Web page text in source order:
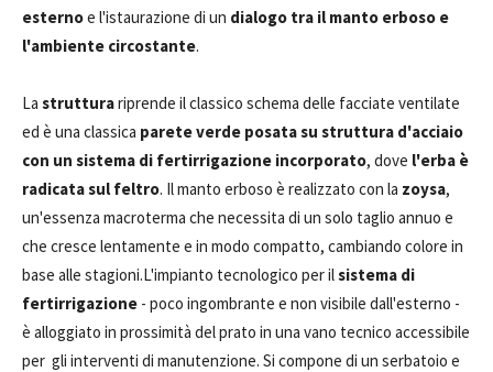
esternoe l'istaurazione di un dialogo tra il manto erboso e
l'ambiente circostante.
La strutturariprende il classico schema delle facciate ventilate
ed è una classica parete verde posata su struttura d'acciaio
con un sistema di fertirrigazione incorporato, dove l'erba è
radicata sul feltro. Il manto erboso è realizzato con la zoysa,
un'essenza macroterma che necessita di un solo taglio annuo e
che cresce lentamente e in modo compatto, cambiando colore in
base alle stagioni.L'impianto tecnologico per ilsistema di
fertirrigazione - poco ingombrante e non visibile dall'esterno -
è alloggiato in prossimità del prato in una vano tecnico accessibile
per gli interventi di manutenzione. Si compone di un serbatoio e